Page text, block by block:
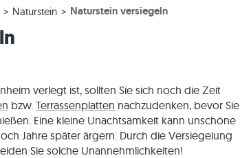
Kalkstein-Pflastersteine
Travertin-Mauersteine
Naturstein Naturstein versiegeln
verlegt ist, sollten Sie sich noch die Zeit
bzw. Terrassenplatten nachzudenken, bevor Sie
Eine kleine Unachtsamkeit kann unschöne
Jahre später ärgern. Durch die Versiegelung
Sie solche Unannehmlichkeiten!